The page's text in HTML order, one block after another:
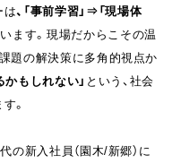
は、「事前学習」⇒「現場体
ます。現場だからこその温
題の解決策に多角的視点か
もしれない」 という、社会
。
の新入社員（園木/新郷）に